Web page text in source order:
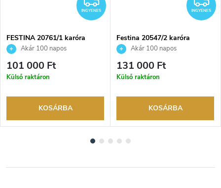
INGYENES
FESTINA 20761/1 karóra
Akár 100 napos
visszaküldési lehetőség. Hivatalos
márkakereskedő.
101 000 Ft
Külső raktáron
KOSÁRBA
INGYENES
Festina 20547/2 karóra
Akár 100 napos
visszaküldési lehetőség. Hivatalos
márkakereskedő.
131 000 Ft
Külső raktáron
KOSÁRBA